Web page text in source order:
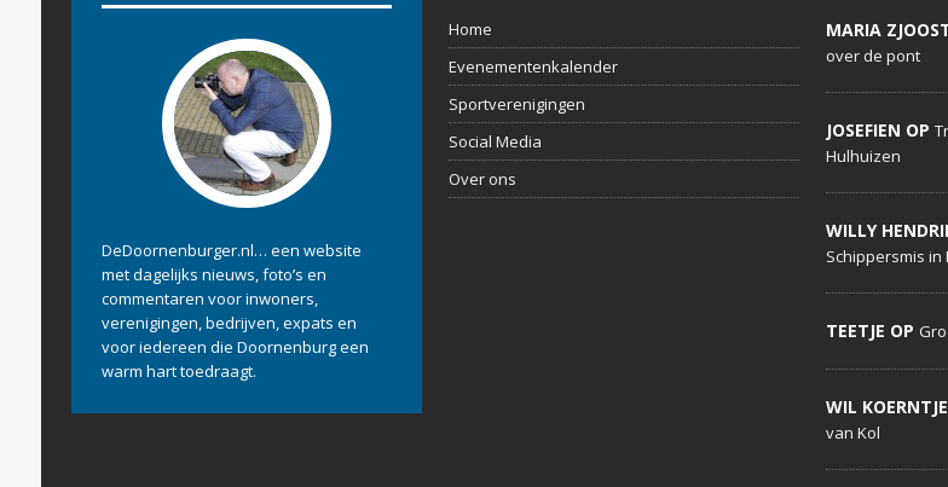
DeDoornenburger.nl… een website
met dagelijks nieuws, foto’s en
commentaren voor inwoners,
verenigingen, bedrijven, expats en
voor iedereen die Doornenburg een
warm hart toedraagt.
Home
Evenementenkalender
Sportverenigingen
Social Media
Over ons
MARIA
over de pont
JOSEFIEN OP
Hulhuizen
WILLY
Schippersmis in
TEETJE OP
WIL
van Kol